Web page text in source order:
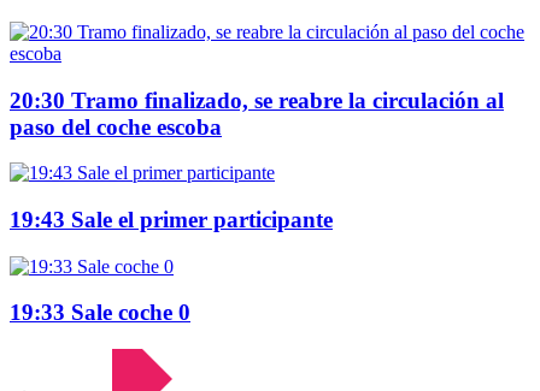
20:30 Tramo finalizado, se reabre la circulación al
paso del coche escoba
19:43 Sale el primer participante
19:33 Sale coche 0